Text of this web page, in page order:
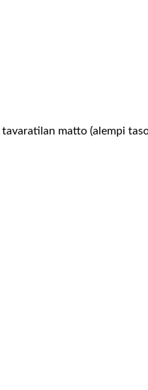
tavaratilan matto (alempi